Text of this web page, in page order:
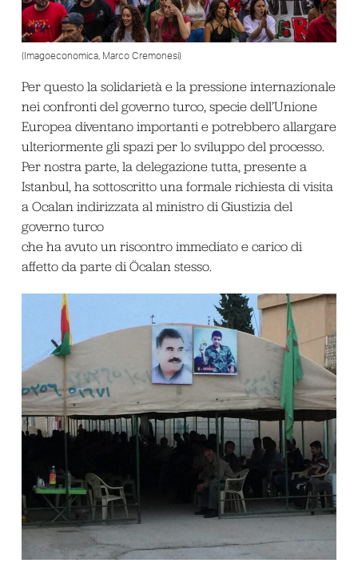
(Imagoeconomica, Marco Cremonesi)
Per questo la solidarietà e la pressione internazionale
nei confronti del governo turco, specie dell’Unione
Europea diventano importanti e potrebbero allargare
ulteriormente gli spazi per lo sviluppo del processo.
Per nostra parte, la delegazione tutta, presente a
Istanbul, ha sottoscritto una formale richiesta di visita
a Ocalan indirizzata al ministro di Giustizia del
governo turco
che ha avuto un riscontro immediato e carico di
affetto da parte di Öcalan stesso.